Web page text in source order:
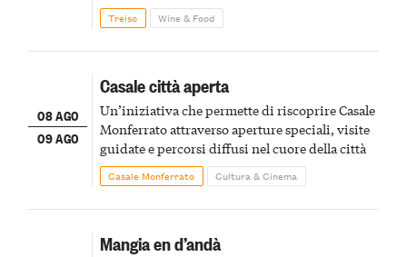
Treiso Wine & Food
08 AGO
09 AGO
Casale città aperta
Un’iniziativa che permette di riscoprire Casale
Monferrato attraverso aperture speciali, visite
guidate e percorsi diffusi nel cuore della città
Casale Monferrato Cultura & Cinema
Mangia en d’andà